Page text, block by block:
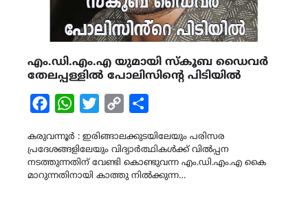
എം.ഡി.എം.എ യുമായി സ്‌കൂബ ഡൈവർ
തേലപ്പള്ളിൽ പോലിസിൻ്റെ പിടിയിൽ
FacebookWhatsAppTwitterCopy
കരുവന്നൂർ : ഇരിങ്ങാലക്കുടയിലേയും പരിസര
പ്രദേശങ്ങളിലേയും വിദ്യാർത്ഥികൾക്ക് വിൽപ്പന
നടത്തുന്നതിന് വേണ്ടി കൊണ്ടുവന്ന എം.ഡി.എം.എ കൈ
മാറുന്നതിനായി കാത്തു നിൽക്കുന്ന…